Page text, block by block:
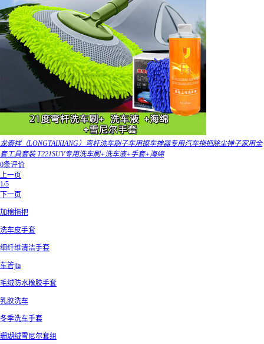
龙泰祥（LONGTAIXIANG）弯杆洗车刷子车用擦车神器专用汽车拖把除尘掸子家用全
套工具套装 T221SUV专用洗车刷+洗车液+手套+海绵
0条评价
上一页
1/5
下一页
加棉拖把
洗车皮手套
细纤维清洁手套
车管jia
毛绒防水橡胶手套
乳胶洗车
冬季洗车手套
珊瑚绒雪尼尔套组